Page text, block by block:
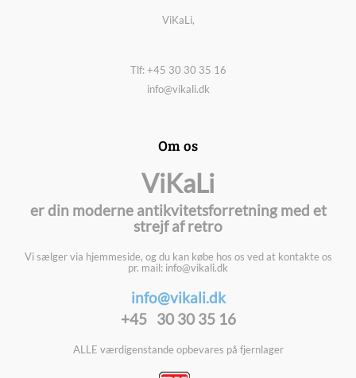
ViKaLi,
Tlf: +45 30 30 35 16
info@vikali.dk
Om os
ViKaLi
er din moderne antikvitetsforretning med et
strejf af retro
Vi sælger via hjemmeside, og du kan købe hos os ved at kontakte os
pr. mail: info@vikali.dk
info@vikali.dk
+45 30 30 35 16
ALLE værdigenstande opbevares på fjernlager